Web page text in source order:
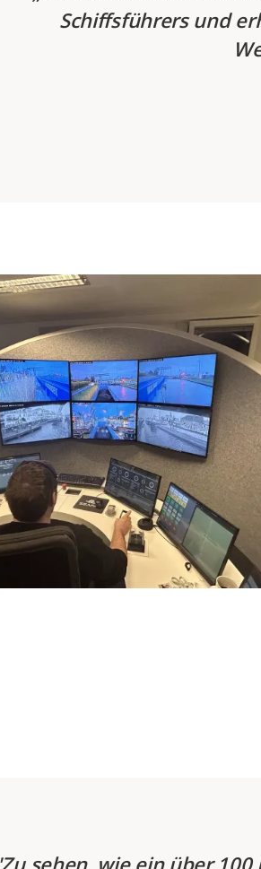
Schiffsführers und